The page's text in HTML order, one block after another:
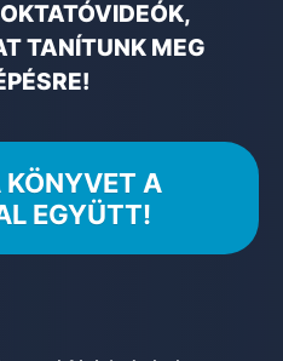
TANÍTUNK MEG
KÖNYVET A
EGYÜTT!